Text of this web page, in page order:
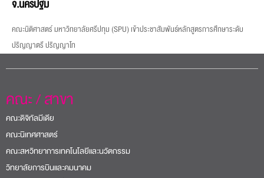
จ.นครปฐม
คณะนิติศาสตร์ มหาวิทยาลัยศรีปทุม (SPU) เข้าประชาสัมพันธ์หลักสูตรการศึกษาระดับ
ปริญญาตรี ปริญญาโท
คณะ / สาขา
คณะดิจิทัลมีเดีย
คณะนิเทศศาสตร์
คณะสหวิทยาการเทคโนโลยีและนวัตกรรม
วิทยาลัยการบินและคมนาคม